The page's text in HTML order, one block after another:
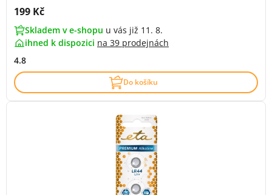
Cena s DPH:
199 Kč
Skladem v e-shopu u vás již 11. 8.
ihned k dispozici na 39 prodejnách
4.8
Do košíku